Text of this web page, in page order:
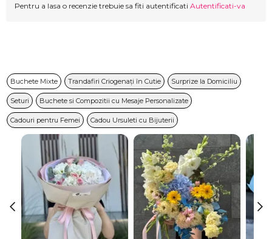
Pentru a lasa o recenzie trebuie sa fiti autentificati Autentificati-va
Buchete Mixte Trandafiri Criogenați în Cutie Surprize la Domiciliu
Seturi Buchete si Compozitii cu Mesaje Personalizate
Cadouri pentru Femei Cadou Ursuleti cu Bijuterii